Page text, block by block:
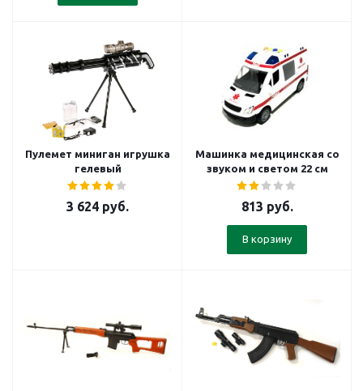
Пулемет миниган игрушка
гелевый
3 624 руб.
Машинка медицинская со
звуком и светом 22 см
813 руб.
В корзину